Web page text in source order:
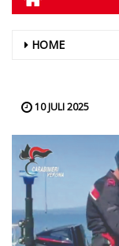
HOME
10 JULI 2025